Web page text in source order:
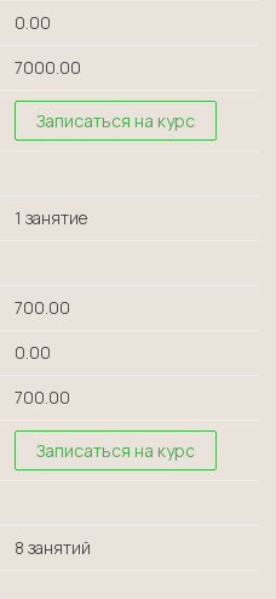
0.00
7000.00
Записаться на курс
1 занятие
700.00
0.00
700.00
Записаться на курс
8 занятий